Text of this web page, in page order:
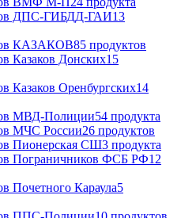
ДПС-ГИБДД-ГАИ13
КАЗАКОВ85 продуктов
Казаков Донских15
Казаков Оренбургских14
МВД-Полиции54 продукта
МЧС России26 продуктов
Пионерская СШ3 продукта
Пограничников ФСБ РФ12
Почетного Караула5